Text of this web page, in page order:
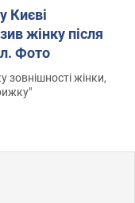
Києві
жінку після
Фото
зовнішності жінки,